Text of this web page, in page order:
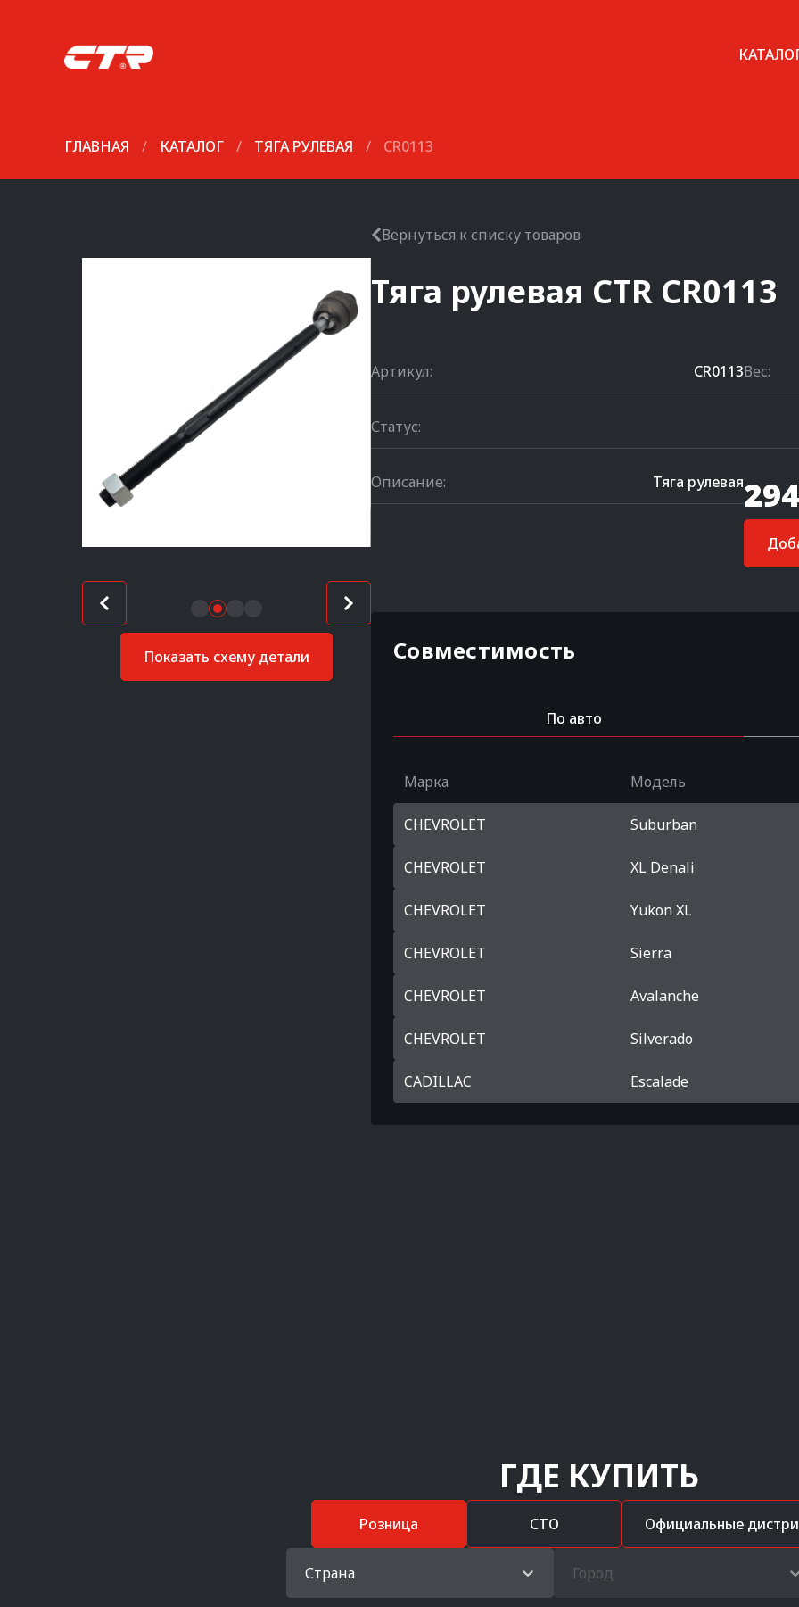
ГЛАВНАЯ / КАТАЛОГ / ТЯГА РУЛЕВАЯ / CR0113
Показать схему детали
Вернуться к списку товаров
Тяга рулевая CTR CR0113
Артикул: CR0113Вес:
Статус:
Описание: Тяга рулевая
Совместимость
По авто
Марка Модель
CHEVROLET Suburban
CHEVROLET XL Denali
CHEVROLET Yukon XL
CHEVROLET Sierra
CHEVROLET Avalanche
CHEVROLET Silverado
CADILLAC Escalade
ГДЕ КУПИТЬ
Розница СТО Официальные
Страна Город